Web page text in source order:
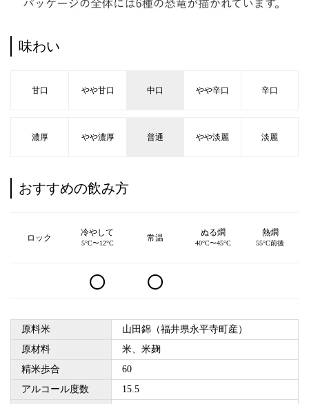
味わい
甘口 やや甘口 中口 やや辛口 辛口
濃厚 やや濃厚 普通 やや淡麗 淡麗
おすすめの飲み方
ロック
冷やして
5°C〜12°C
常温
ぬる燗
40°C〜45°C
熱燗
55°C前後
○ ○
原料米
山田錦（福井県永平寺町産）
原材料
米、米麹
精米歩合
60
アルコール度数
15.5